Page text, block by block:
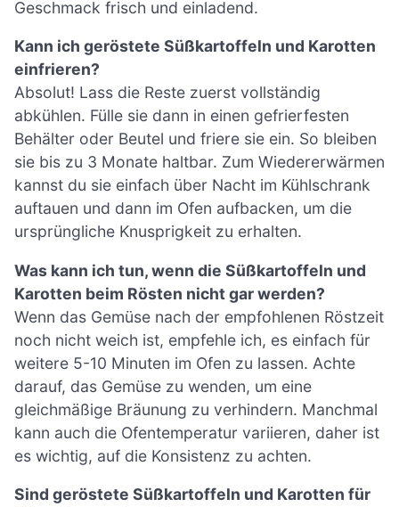
Geschmack frisch und einladend.
Kann ich geröstete Süßkartoffeln und Karotten
einfrieren?
Absolut! Lass die Reste zuerst vollständig
abkühlen. Fülle sie dann in einen gefrierfesten
Behälter oder Beutel und friere sie ein. So bleiben
sie bis zu 3 Monate haltbar. Zum Wiedererwärmen
kannst du sie einfach über Nacht im Kühlschrank
auftauen und dann im Ofen aufbacken, um die
ursprüngliche Knusprigkeit zu erhalten.
Was kann ich tun, wenn die Süßkartoffeln und
Karotten beim Rösten nicht gar werden?
Wenn das Gemüse nach der empfohlenen Röstzeit
noch nicht weich ist, empfehle ich, es einfach für
weitere 5-10 Minuten im Ofen zu lassen. Achte
darauf, das Gemüse zu wenden, um eine
gleichmäßige Bräunung zu verhindern. Manchmal
kann auch die Ofentemperatur variieren, daher ist
es wichtig, auf die Konsistenz zu achten.
Sind geröstete Süßkartoffeln und Karotten für